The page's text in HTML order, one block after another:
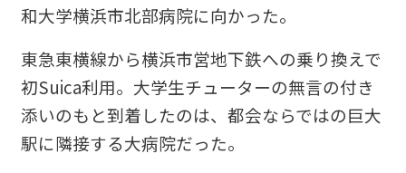
和大学横浜市北部病院に向かった。
東急東横線から横浜市営地下鉄への乗り換えで
初Suica利用。大学生チューターの無言の付き
添いのもと到着したのは、都会ならではの巨大
駅に隣接する大病院だった。